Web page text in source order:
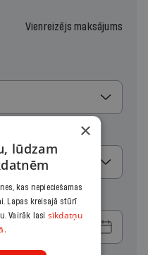
Vienreizējs maksājums
×
lūdzam
kas nepieciešamas
Lapas kreisajā stūrī
Vairāk lasi sīkdatņu